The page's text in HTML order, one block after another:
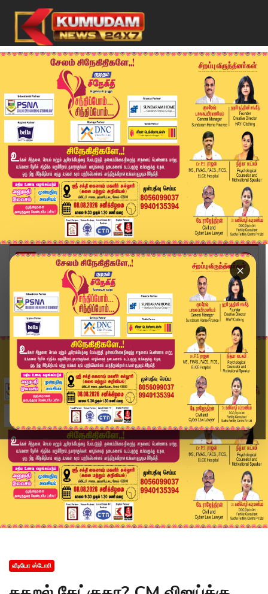
×
Home
வீடியோ ஸ்டோரி
கதறல் கேட்குதா? CM விஜய்க்கு SHOCK கொடுத்த திம...
வீடியோ ஸ்டோரி